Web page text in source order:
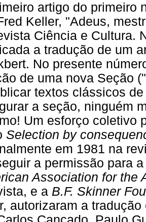
artigo do primeiro
Keller, "Adeus,
Ciência e Cultura.
a tradução de um
No presente
de uma nova Seção
textos clássicos
a seção, ninguém
Um esforço coletivo
Selection by
em 1981 na
a permissão para
Association for the
e a B.F. Skinner
autorizaram a